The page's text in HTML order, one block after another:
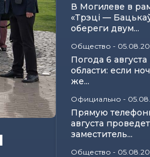
В Могилеве в
«Трэці —
обереги двум...
Общество -
Погода 6
области: если
же...
Официально -
Прямую
августа
заместитель...
Общество -